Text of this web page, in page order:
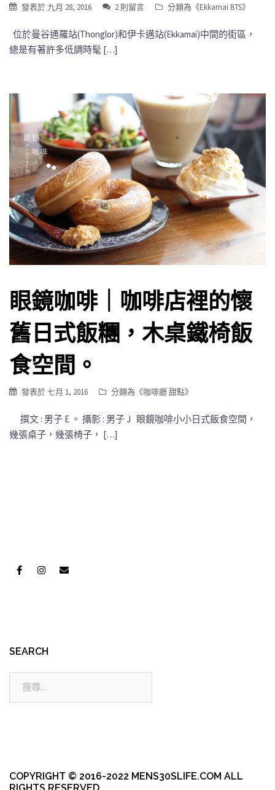
發表於 九月 28, 2016 2 則留言 分類為《Ekkamai BTS》
位於曼谷通羅站(Thonglor)和伊卡邁站(Ekkamai)中間的街區，
總是有著許多低調時髦 […]
眼鏡咖啡｜咖啡店裡的懷
舊日式飯糰，木桌鐵椅飯
食空間。
發表於七月 1, 2016 分類為《咖啡廳 甜點》
撰文 : 男子 E 。 攝影 : 男子 J 眼鏡咖啡小小日式飯食空間，
幾張桌子，幾張椅子， […]
SEARCH
COPYRIGHT © 2016-2022 MENS30SLIFE.COM ALL